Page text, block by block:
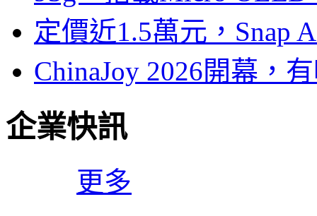
定價近1.5萬元，Snap
ChinaJoy 2026開幕，
企業快訊
更多